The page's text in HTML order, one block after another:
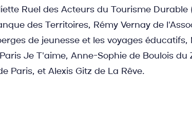
Ruel des Acteurs du Tourisme Durable
des Territoires, Rémy Vernay de
de jeunesse et les voyages
Je T'aime, Anne-Sophie de Boulois du
Paris, et Alexis Gitz de La Rêve.